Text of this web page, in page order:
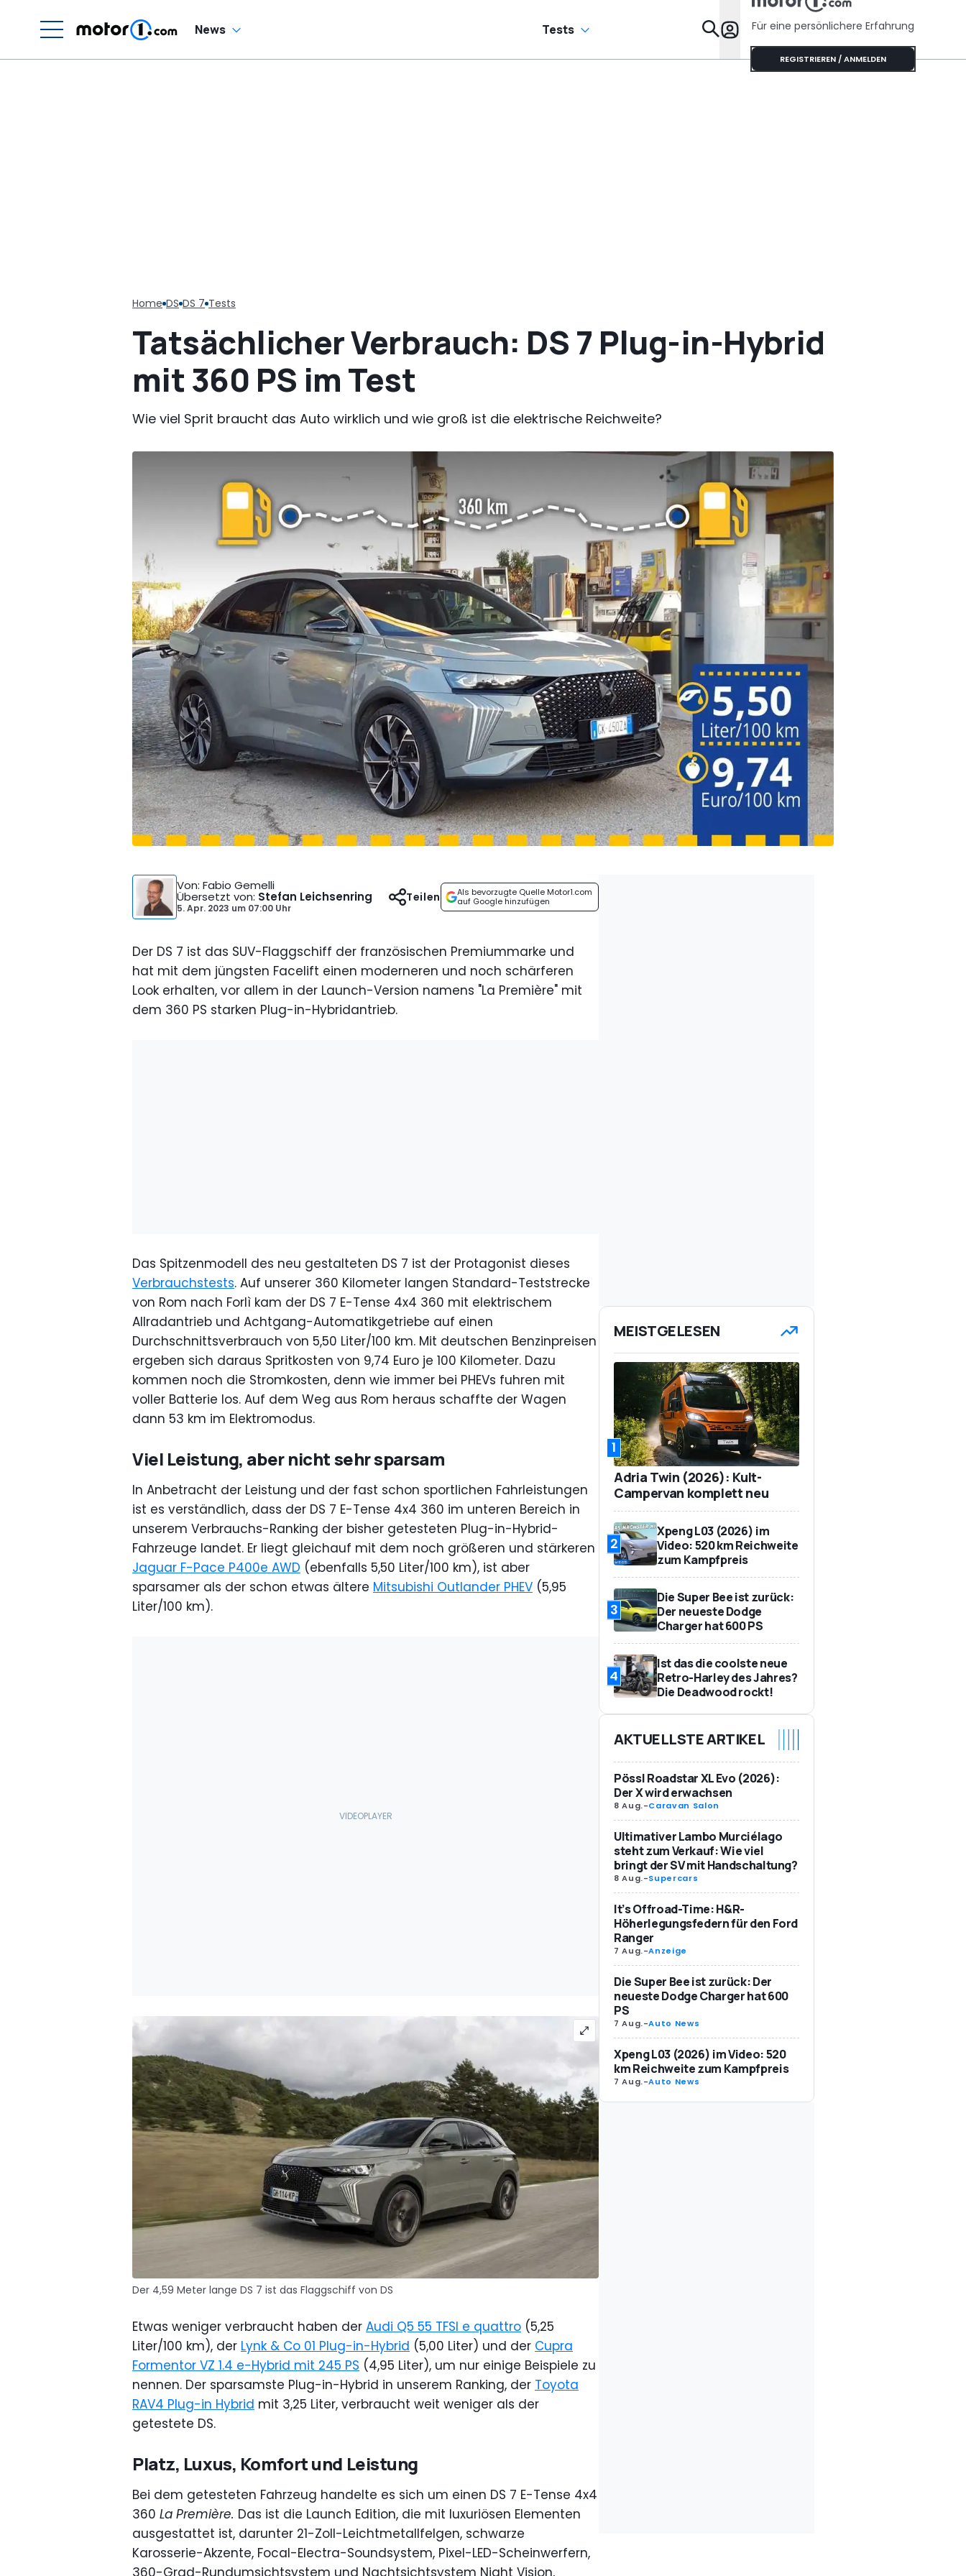
News Tests Specials
Für eine persönlichere Erfahrung
REGISTRIEREN / ANMELDEN
Home DS DS 7 Tests
Tatsächlicher Verbrauch: DS 7 Plug-in-Hybrid
mit 360 PS im Test
Wie viel Sprit braucht das Auto wirklich und wie groß ist die elektrische Reichweite?
Von: Fabio Gemelli
Übersetzt von: Stefan Leichsenring
5. Apr. 2023 um 07:00 Uhr
Als bevorzugte Quelle Motor1.com
auf Google hinzufügen
Teilen
Der DS 7 ist das SUV-Flaggschiff der französischen Premiummarke und
hat mit dem jüngsten Facelift einen moderneren und noch schärferen
Look erhalten, vor allem in der Launch-Version namens "La Première" mit
dem 360 PS starken Plug-in-Hybridantrieb.
Das Spitzenmodell des neu gestalteten DS 7 ist der Protagonist dieses
Verbrauchstests. Auf unserer 360 Kilometer langen Standard-Teststrecke
von Rom nach Forlì kam der DS 7 E-Tense 4x4 360 mit elektrischem
Allradantrieb und Achtgang-Automatikgetriebe auf einen
Durchschnittsverbrauch von 5,50 Liter/100 km. Mit deutschen Benzinpreisen
ergeben sich daraus Spritkosten von 9,74 Euro je 100 Kilometer. Dazu
kommen noch die Stromkosten, denn wie immer bei PHEVs fuhren mit
voller Batterie los. Auf dem Weg aus Rom heraus schaffte der Wagen
dann 53 km im Elektromodus.
Viel Leistung, aber nicht sehr sparsam
In Anbetracht der Leistung und der fast schon sportlichen Fahrleistungen
ist es verständlich, dass der DS 7 E-Tense 4x4 360 im unteren Bereich in
unserem Verbrauchs-Ranking der bisher getesteten Plug-in-Hybrid-
Fahrzeuge landet. Er liegt gleichauf mit dem noch größeren und stärkeren
Jaguar F-Pace P400e AWD (ebenfalls 5,50 Liter/100 km), ist aber
sparsamer als der schon etwas ältere Mitsubishi Outlander PHEV (5,95
Liter/100 km).
Der 4,59 Meter lange DS 7 ist das Flaggschiff von DS
Etwas weniger verbraucht haben der Audi Q5 55 TFSI e quattro (5,25
Liter/100 km), der Lynk & Co 01 Plug-in-Hybrid (5,00 Liter) und der Cupra
Formentor VZ 1.4 e-Hybrid mit 245 PS (4,95 Liter), um nur einige Beispiele zu
nennen. Der sparsamste Plug-in-Hybrid in unserem Ranking, der Toyota
RAV4 Plug-in Hybrid mit 3,25 Liter, verbraucht weit weniger als der
getestete DS.
Platz, Luxus, Komfort und Leistung
Bei dem getesteten Fahrzeug handelte es sich um einen DS 7 E-Tense 4x4
360 La Première. Das ist die Launch Edition, die mit luxuriösen Elementen
ausgestattet ist, darunter 21-Zoll-Leichtmetallfelgen, schwarze
Karosserie-Akzente, Focal-Electra-Soundsystem, Pixel-LED-Scheinwerfern,
360-Grad-Rundumsichtsystem und Nachtsichtsystem Night Vision,
MEISTGELESEN
1
Adria Twin (2026): Kult-
Campervan komplett neu
2
Xpeng L03 (2026) im
Video: 520 km Reichweite
zum Kampfpreis
3
Die Super Bee ist zurück:
Der neueste Dodge
Charger hat 600 PS
4
Ist das die coolste neue
Retro-Harley des Jahres?
Die Deadwood rockt!
AKTUELLSTE ARTIKEL
Pössl Roadstar XL Evo (2026):
Der X wird erwachsen
8 Aug.-Caravan Salon
Ultimativer Lambo Murciélago
steht zum Verkauf: Wie viel
bringt der SV mit Handschaltung?
8 Aug.-Supercars
It’s Offroad-Time: H&R-
Höherlegungsfedern für den Ford
Ranger
7 Aug.-Anzeige
Die Super Bee ist zurück: Der
neueste Dodge Charger hat 600
PS
7 Aug.-Auto News
Xpeng L03 (2026) im Video: 520
km Reichweite zum Kampfpreis
7 Aug.-Auto News
Handschaltung?